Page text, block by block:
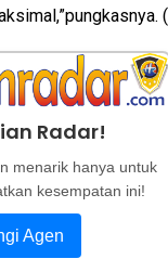
Radar!
menarik hanya untuk
kesempatan ini!
Agen